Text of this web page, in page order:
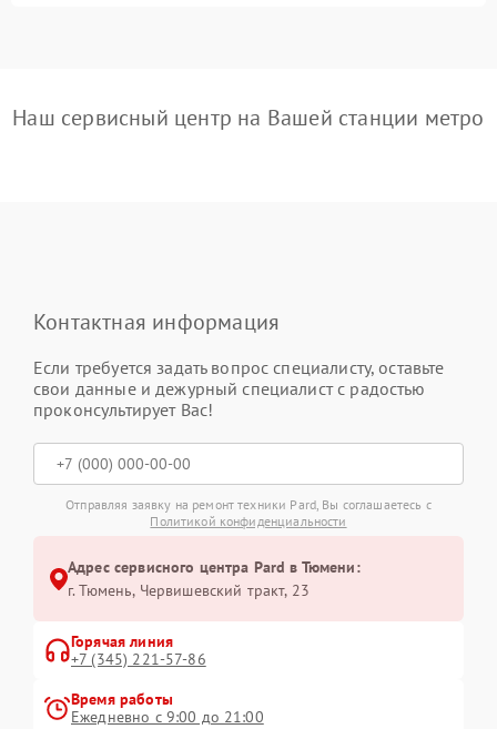
Наш сервисный центр на Вашей станции метро
Контактная информация
Если требуется задать вопрос специалисту, оставьте
свои данные и дежурный специалист с радостью
проконсультирует Вас!
Отправляя заявку на ремонт техники Pard, Вы соглашаетесь с
Политикой конфиденциальности
Адрес сервисного центра Pard в Тюмени:
г. Тюмень, ​Червишевский тракт, 23
Горячая линия
+7 (345) 221-57-86
Время работы
Ежедневно с 9:00 до 21:00